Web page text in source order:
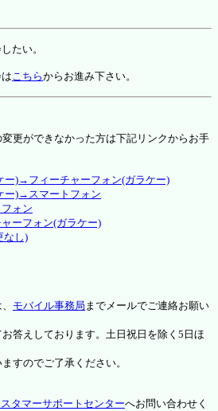
たい。
こちらからお進み下さい。
更ができなかった方は下記リンクからお手
ー)→フィーチャーフォン(ガラケー)
ー)→スマートフォン
ォン
ーフォン(ガラケー)
なし)
モバイル事務局 までメールでご連絡お願い
答えしております。土日祝日を除く5日ほ
すのでご了承ください。
タマーサポートセンターへお問い合わせく